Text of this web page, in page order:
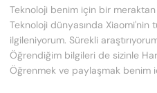
Teknoloji benim için bir
Teknoloji dünyasında
ilgileniyorum. Sürekli
Öğrendiğim bilgileri de sizinle
Öğrenmek ve paylaşmak benim